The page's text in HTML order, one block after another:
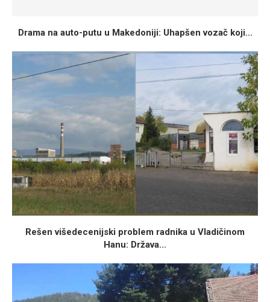
Drama na auto-putu u Makedoniji: Uhapšen vozač koji...
Rešen višedecenijski problem radnika u Vladičinom
Hanu: Država...